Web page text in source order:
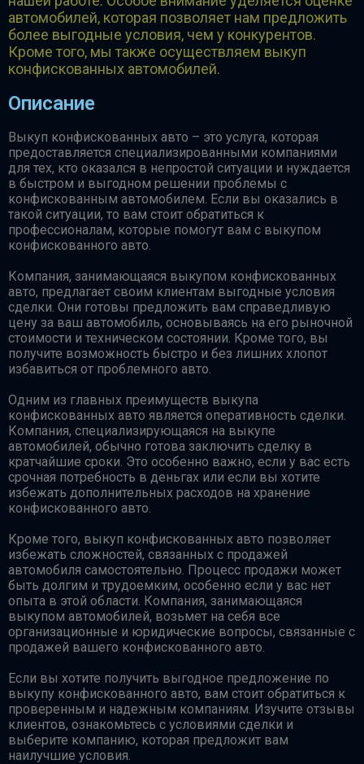
автомобилей, которая позволяет нам предложить
более выгодные условия, чем у конкурентов.
Кроме того, мы также осуществляем выкуп
конфискованных автомобилей.
Описание
Выкуп конфискованных авто – это услуга, которая
предоставляется специализированными компаниями
для тех, кто оказался в непростой ситуации и нуждается
в быстром и выгодном решении проблемы с
конфискованным автомобилем. Если вы оказались в
такой ситуации, то вам стоит обратиться к
профессионалам, которые помогут вам с выкупом
конфискованного авто.
Компания, занимающаяся выкупом конфискованных
авто, предлагает своим клиентам выгодные условия
сделки. Они готовы предложить вам справедливую
цену за ваш автомобиль, основываясь на его рыночной
стоимости и техническом состоянии. Кроме того, вы
получите возможность быстро и без лишних хлопот
избавиться от проблемного авто.
Одним из главных преимуществ выкупа
конфискованных авто является оперативность сделки.
Компания, специализирующаяся на выкупе
автомобилей, обычно готова заключить сделку в
кратчайшие сроки. Это особенно важно, если у вас есть
срочная потребность в деньгах или если вы хотите
избежать дополнительных расходов на хранение
конфискованного авто.
Кроме того, выкуп конфискованных авто позволяет
избежать сложностей, связанных с продажей
автомобиля самостоятельно. Процесс продажи может
быть долгим и трудоемким, особенно если у вас нет
опыта в этой области. Компания, занимающаяся
выкупом автомобилей, возьмет на себя все
организационные и юридические вопросы, связанные с
продажей вашего конфискованного авто.
Если вы хотите получить выгодное предложение по
выкупу конфискованного авто, вам стоит обратиться к
проверенным и надежным компаниям. Изучите отзывы
клиентов, ознакомьтесь с условиями сделки и
выберите компанию, которая предложит вам
наилучшие условия.